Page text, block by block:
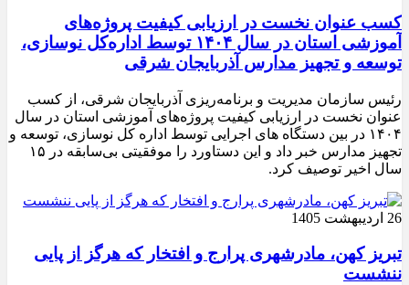
کسب عنوان نخست در ارزیابی کیفیت پروژه‌های
آموزشی استان در سال ۱۴۰۴ توسط اداره‌کل نوسازی،
توسعه و تجهیز مدارس آذربایجان شرقی
رئیس سازمان مدیریت و برنامه‌ریزی آذربایجان شرقی، از کسب
عنوان نخست در ارزیابی کیفیت پروژه‌های آموزشی استان در سال
۱۴۰۴ در بین دستگاه های اجرایی توسط اداره کل نوسازی، توسعه و
تجهیز مدارس خبر داد و این دستاورد را موفقیتی بی‌سابقه در ۱۵
سال اخیر توصیف کرد.
26 اردیبهشت 1405
تبریز کهن، مادرشهری پرارج و افتخار که هرگز از پایی
ننشست